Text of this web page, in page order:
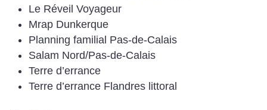
Le Réveil Voyageur
Mrap Dunkerque
Planning familial Pas-de-Calais
Salam Nord/Pas-de-Calais
Terre d’errance
Terre d’errance Flandres littoral